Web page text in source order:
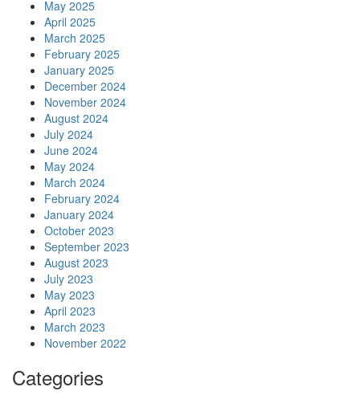
May 2025
April 2025
March 2025
February 2025
January 2025
December 2024
November 2024
August 2024
July 2024
June 2024
May 2024
March 2024
February 2024
January 2024
October 2023
September 2023
August 2023
July 2023
May 2023
April 2023
March 2023
November 2022
Categories